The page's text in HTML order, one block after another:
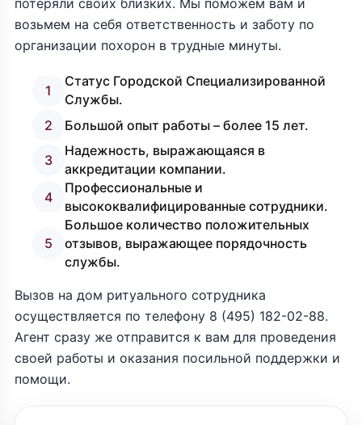
потеряли своих близких. Мы поможем вам и
возьмем на себя ответственность и заботу по
организации похорон в трудные минуты.
1
Статус Городской Специализированной
Службы.
2
Большой опыт работы – более 15 лет.
3
Надежность, выражающаяся в
аккредитации компании.
4
Профессиональные и
высококвалифицированные сотрудники.
5
Большое количество положительных
отзывов, выражающее порядочность
службы.
Вызов на дом ритуального сотрудника
осуществляется по телефону 8 (495) 182-02-88.
Агент сразу же отправится к вам для проведения
своей работы и оказания посильной поддержки и
помощи.